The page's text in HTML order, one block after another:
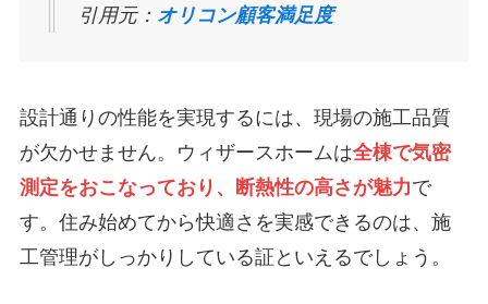
引用元： オリコン顧客満足度
設計通りの性能を実現するには、現場の施工品質
が欠かせません。ウィザースホームは全棟で気密
測定をおこなっており、断熱性の高さが魅力で
す。住み始めてから快適さを実感できるのは、施
工管理がしっかりしている証といえるでしょう。